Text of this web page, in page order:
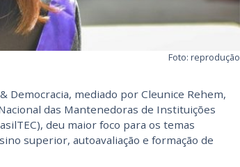
Foto: reprodução
Democracia, mediado por Cleunice Rehem,
das Mantenedoras de Instituições
deu maior foco para os temas
superior, autoavaliação e formação de